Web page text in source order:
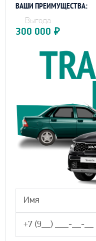
ВАШИ ПРЕИМУЩЕСТВА:
Выгода
300 000 ₽